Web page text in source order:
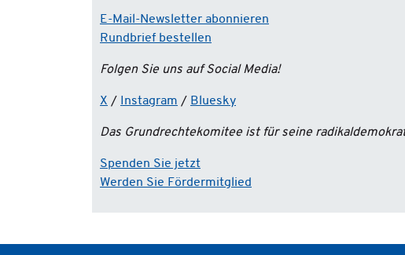
E-Mail-Newsletter abonnieren
Rundbrief bestellen
Folgen Sie uns auf Social Media!
X / Instagram / Bluesky
Das Grundrechtekomitee ist für seine
Spenden Sie jetzt
Werden Sie Fördermitglied